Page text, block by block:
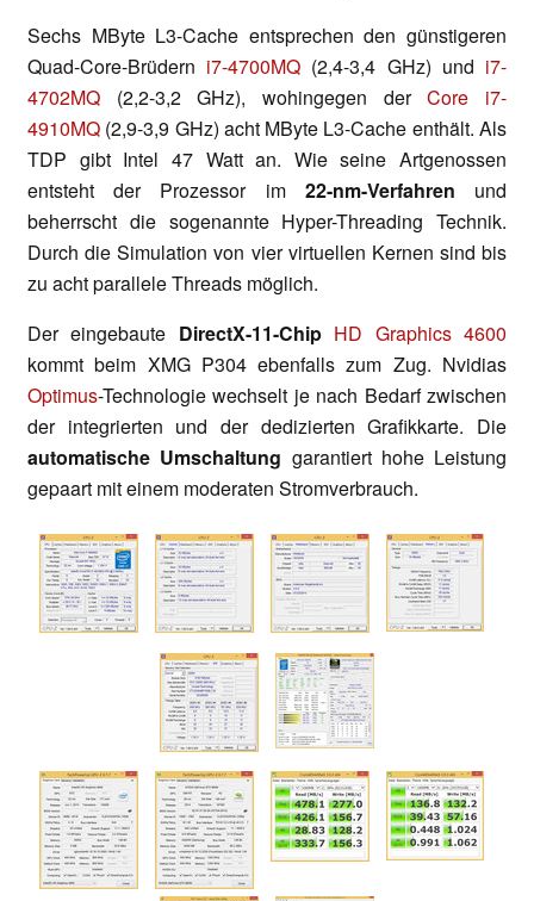
Sechs MByte L3-Cache entsprechen den günstigeren
Quad-Core-Brüdern i7-4700MQ (2,4-3,4 GHz) und i7-
4702MQ (2,2-3,2 GHz), wohingegen derCore i7-
4910MQ (2,9-3,9 GHz) acht MByte L3-Cache enthält. Als
TDP gibt Intel 47 Watt an. Wie seine Artgenossen
entsteht der Prozessor im 22-nm-Verfahren und
beherrscht die sogenannte Hyper-Threading Technik.
Durch die Simulation von vier virtuellen Kernen sind bis
zu acht parallele Threads möglich.
Der eingebaute DirectX-11-Chip HD Graphics 4600
kommt beim XMG P304 ebenfalls zum Zug. Nvidias
Optimus-Technologie wechselt je nach Bedarf zwischen
der integrierten und der dedizierten Grafikkarte. Die
automatische Umschaltung garantiert hohe Leistung
gepaart mit einem moderaten Stromverbrauch.